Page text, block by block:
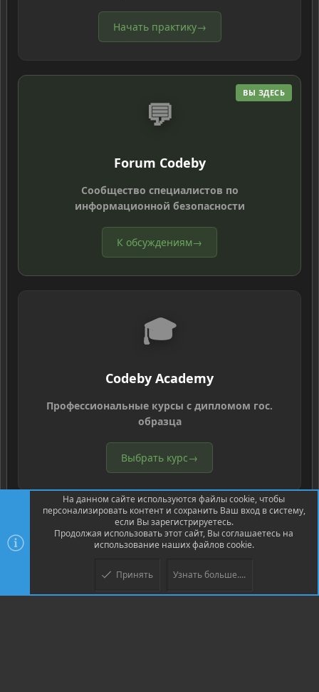
Начать практику→
ВЫ ЗДЕСЬ
💬
Forum Codeby
Сообщество специалистов по
информационной безопасности
К обсуждениям→
🎓
Codeby Academy
Профессиональные курсы с дипломом гос.
образца
Выбрать курс→
Community platform by XenForo ® © 2010-2026 XenForo Ltd.
© Jason Axelrod of 8WAYRUN
На данном сайте используются файлы cookie, чтобы
персонализировать контент и сохранить Ваш вход в систему,
если Вы зарегистрируетесь.
Продолжая использовать этот сайт, Вы соглашаетесь на
использование наших файлов cookie.
Принять Узнать больше....